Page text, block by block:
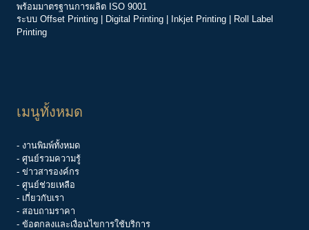
พร้อมมาตรฐานการผลิต ISO 9001
ระบบ Offset Printing Digital Printing Inkjet Printing
Roll Label
Printing
เมนูทั้งหมด
- งานพิมพ์ทั้งหมด
- ศูนย์รวมความรู้
- ข่าวสารองค์กร
- ศูนย์ช่วยเหลือ
- เกี่ยวกับเรา
- สอบถามราคา
- ข้อตกลงและเงื่อนไขการใช้บริการ